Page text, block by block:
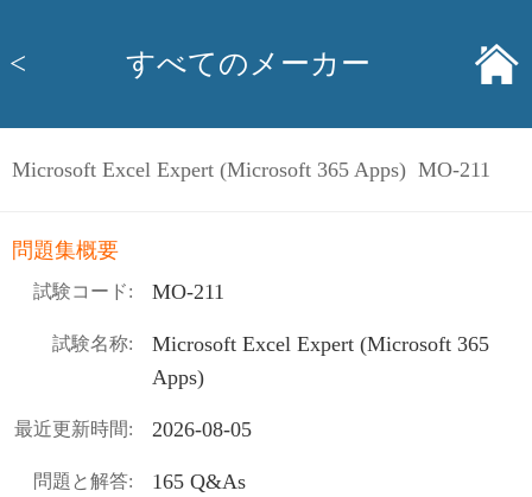
< すべてのメーカー
Microsoft Excel Expert (Microsoft 365 Apps) MO-211
問題集概要
試験コード: MO-211
試験名称:
Microsoft Excel Expert (Microsoft 365
Apps)
最近更新時間: 2026-08-05
問題と解答: 165 Q&As